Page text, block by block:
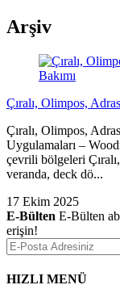
Arşiv
Çıralı, Olimpos,
Çıralı, Olimpos,
Uygulamaları –
çevrili bölgeleri
veranda, deck dö...
17 Ekim 2025
E-Bülten E-Bülten
erişin!
HIZLI MENÜ